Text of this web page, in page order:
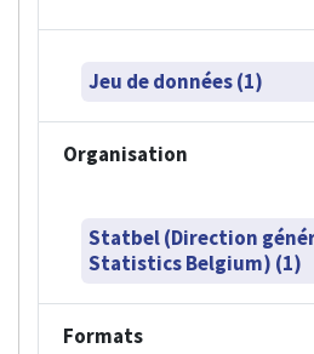
Jeu de données (1)
Organisation
Statbel (Direction
Statistics Belgium) (1)
Formats